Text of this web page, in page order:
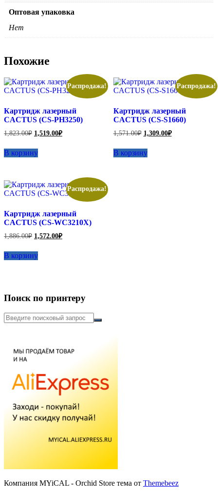
Оптовая упаковка
Нет
Похожие
Распродажа!
Картридж лазерный
CACTUS (CS-PH3250)
1,823.00₽ Первоначальная
1,823.00₽.
1,519.00₽Текущая
В корзину
Распродажа!
Картридж лазерный
CACTUS (CS-S1660)
1,571.00₽ Первоначальная
1,571.00₽.
1,309.00₽Текущая
В корзину
Распродажа!
Картридж лазерный
CACTUS (CS-WC3210X)
1,886.00₽ Первоначальная
составляла
1,886.00₽.
1,572.00₽Текущая
В корзину
Поиск по принтеру
Искать:
Компания MYiCAL - Orchid Store тема от Themebeez